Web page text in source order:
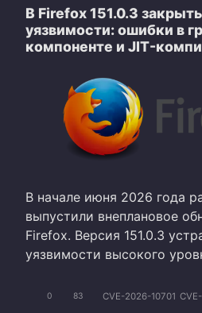
В Firefox 151.0.3
уязвимости: ошибки в
компоненте и JIT-
В начале июня 2026 года
выпустили внеплановое
Firefox. Версия 151.0.3
уязвимости высокого
0 83 CVE-2026-10701